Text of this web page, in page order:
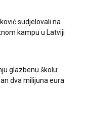
sudjelovali na
kampu u Latviji
glazbenu školu:
dva milijuna eura